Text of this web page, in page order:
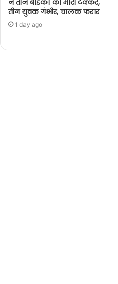
ने तीन बाइकों को मारी टक्कर,
तीन युवक गंभीर, चालक फरार
1 day ago